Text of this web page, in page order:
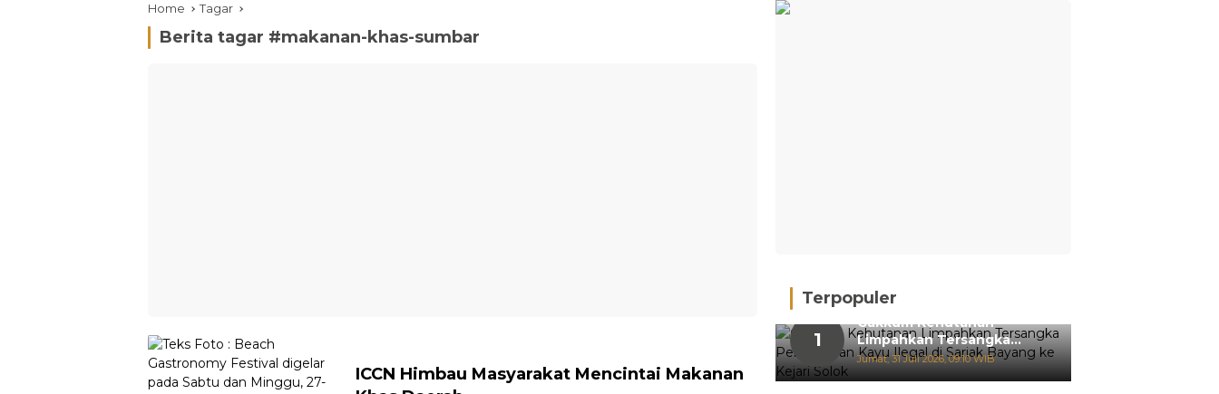
Home Tagar
Berita tagar #makanan-khas-sumbar
ICCN Himbau Masyarakat Mencintai Makanan
Terpopuler
1
Gakkum Kehutanan
Limpahkan Tersangka
Pemanenan Kayu Ilegal di
Sariak Bayang ke Kejari
Jumat, 31 Juli 2026, 09:10 WIB